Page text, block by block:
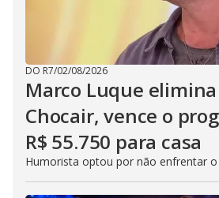
DO R7/02/08/2026
Marco Luque
Chocair, vence o
R$ 55.750 para casa
Humorista optou por não enfrentar